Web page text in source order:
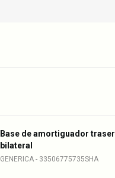
Base de amortiguador
bilateral
GENERICA - 33506775735SHA